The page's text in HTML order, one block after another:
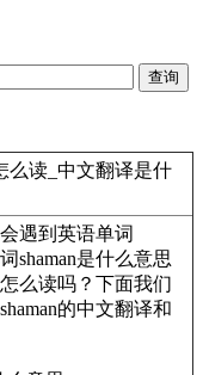
么读_中文翻译是什
遇到英语单词
shaman是什么意思
么读吗？下面我们
的中文翻译和